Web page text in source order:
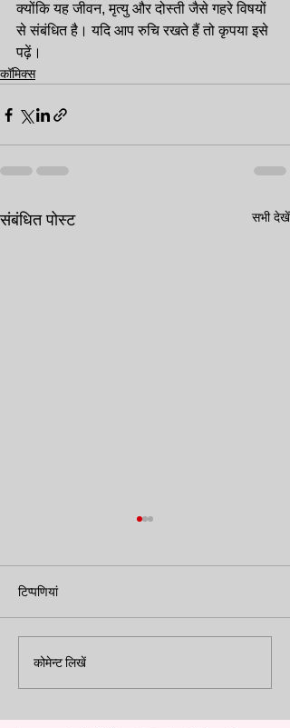
क्योंकि यह जीवन, मृत्यु और दोस्ती जैसे गहरे विषयों
से संबंधित है। यदि आप रुचि रखते हैं तो कृपया इसे
पढ़ें।
कॉमिक्स
संबंधित पोस्ट सभी देखें
'फ़्रीरेन' की कहानी से एक सीख
समझते हैं जब वे चले जाते हैं? 'फ़्रीरेन'
एनीमे के ज़रिए यादों, पछतावे और छोटे
टिप्पणियां
कोमेन्ट लिखें